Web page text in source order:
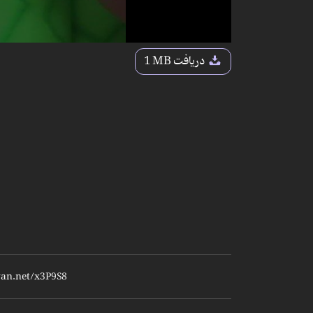
دریافت1 MB